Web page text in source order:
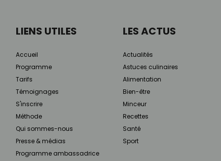
LIENS UTILES
Accueil
Programme
Tarifs
Témoignages
S'inscrire
Méthode
Qui sommes-nous
Presse & médias
Programme ambassadrice
LES ACTUS
Actualités
Astuces culinaires
Alimentation
Bien-être
Minceur
Recettes
Santé
Sport